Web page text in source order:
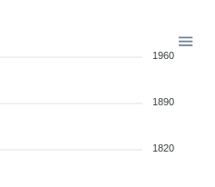
1960
1890
1820